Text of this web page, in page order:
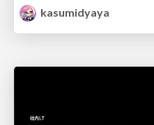
kasumidyaya